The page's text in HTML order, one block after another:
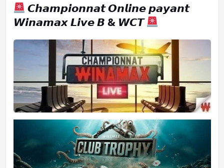
𝘾𝙝𝙖𝙢𝙥𝙞𝙤𝙣𝙣𝙖𝙩 𝙊𝙣𝙡𝙞𝙣𝙚 𝙥𝙖𝙮𝙖𝙣𝙩
𝙒𝙞𝙣𝙖𝙢𝙖𝙭 𝙇𝙞𝙫𝙚 𝘽 & 𝙒𝘾𝙏